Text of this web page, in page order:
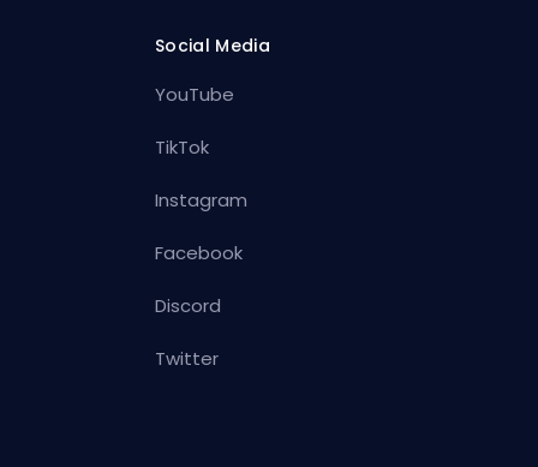
Social Media
YouTube
TikTok
Instagram
Facebook
Discord
Twitter